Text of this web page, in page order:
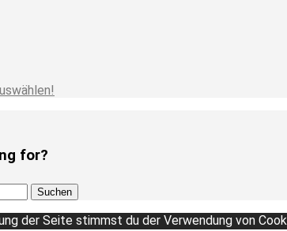
for?
Suchen
der Seite stimmst du der Verwendung von